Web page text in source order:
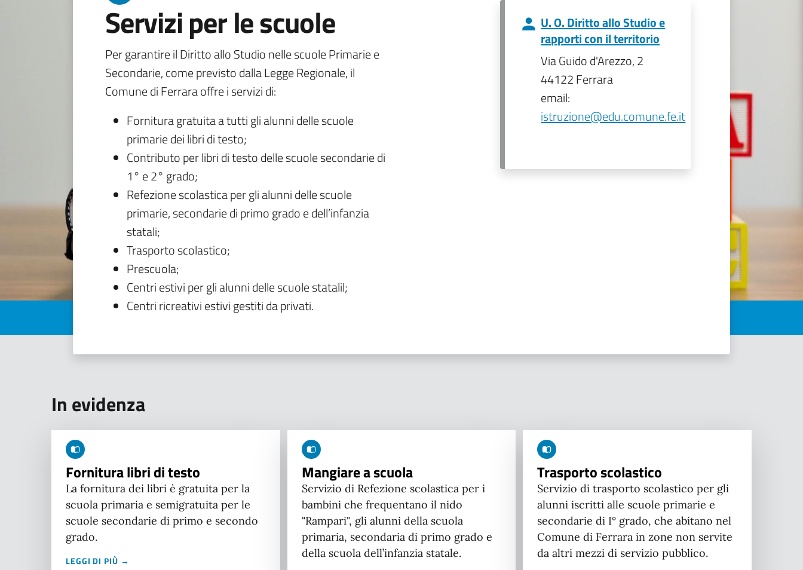
Servizi per le scuole
Per garantire il Diritto allo Studio nelle scuole Primarie e
Secondarie, come previsto dalla Legge Regionale, il
Comune di Ferrara offre i servizi di:
Fornitura gratuita a tutti gli alunni delle scuole
primarie dei libri di testo;
Contributo per libri di testo delle scuole secondarie di
1° e 2° grado;
Refezione scolastica per gli alunni delle scuole
primarie, secondarie di primo grado e dell’infanzia
statali;
Trasporto scolastico;
Prescuola;
Centri estivi per gli alunni delle scuole statalil;
Centri ricreativi estivi gestiti da privati.
U. O. Diritto allo Studio e
rapporti con il territorio
Via Guido d'Arezzo, 2
44122 Ferrara
email:
istruzione@edu.comune.fe.it
In evidenza
Fornitura libri di testo
La fornitura dei libri è gratuita per la
scuola primaria e semigratuita per le
scuole secondarie di primo e secondo
grado.
LEGGI DI PIÙ →
Mangiare a scuola
Servizio di Refezione scolastica per i
bambini che frequentano il nido
"Rampari", gli alunni della scuola
primaria, secondaria di primo grado e
della scuola dell’infanzia statale.
Trasporto scolastico
Servizio di trasporto scolastico per gli
alunni iscritti alle scuole primarie e
secondarie di I° grado, che abitano nel
Comune di Ferrara in zone non servite
da altri mezzi di servizio pubblico.